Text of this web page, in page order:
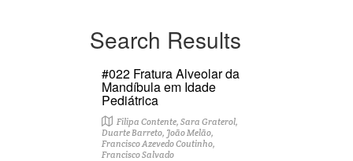
Search Results
#022 Fratura Alveolar da
Mandíbula em Idade
Pediátrica
Filipa Contente, Sara Graterol,
Duarte Barreto, João Melão,
Francisco Azevedo Coutinho,
Francisco Salvado